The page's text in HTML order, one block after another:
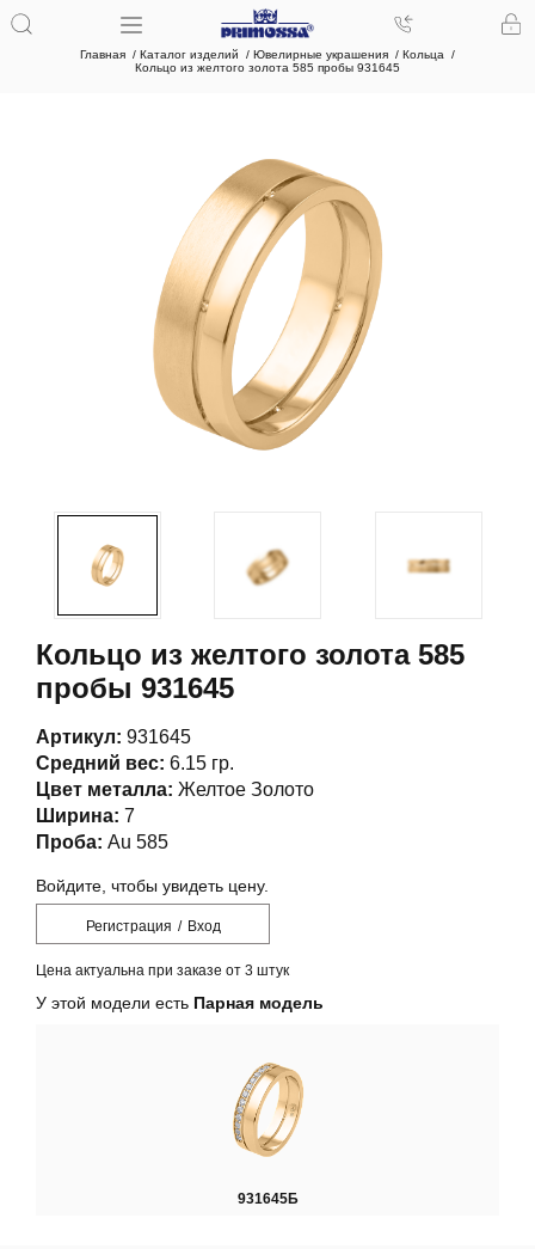
Главная Каталог изделий Ювелирные украшения
Кольца
Кольцо из желтого золота 585 пробы 931645
Кольцо из желтого золота 585
пробы 931645
Артикул: 931645
Средний вес: 6.15 гр.
Цвет металла: Желтое Золото
Ширина: 7
Проба: Au 585
Войдите, чтобы увидеть цену.
Регистрация / Вход
Цена актуальна при заказе от 3 штук
У этой модели есть Парная модель
931645Б